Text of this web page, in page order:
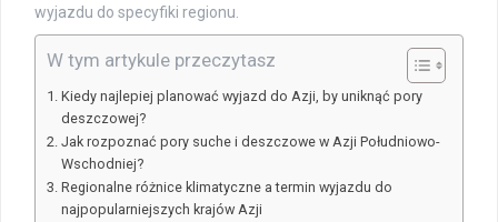
wyjazdu do specyfiki regionu.
W tym artykule przeczytasz
Kiedy najlepiej planować wyjazd do Azji, by uniknąć pory
deszczowej?
Jak rozpoznać pory suche i deszczowe w Azji Południowo-
Wschodniej?
Regionalne różnice klimatyczne a termin wyjazdu do
najpopularniejszych krajów Azji